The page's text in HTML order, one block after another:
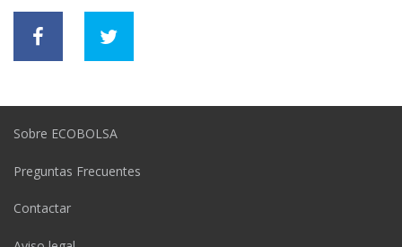
Sobre ECOBOLSA
Preguntas Frecuentes
Contactar